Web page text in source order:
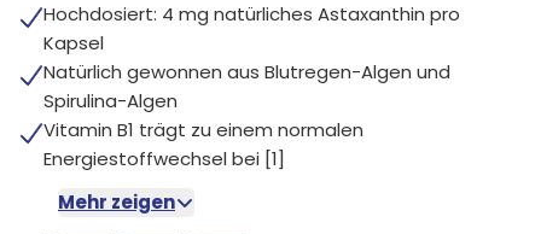
Hochdosiert: 4 mg natürliches Astaxanthin pro
Kapsel
Natürlich gewonnen aus Blutregen-Algen und
Spirulina-Algen
Vitamin B1 trägt zu einem normalen
Energiestoffwechsel bei [1]
Mehr zeigen